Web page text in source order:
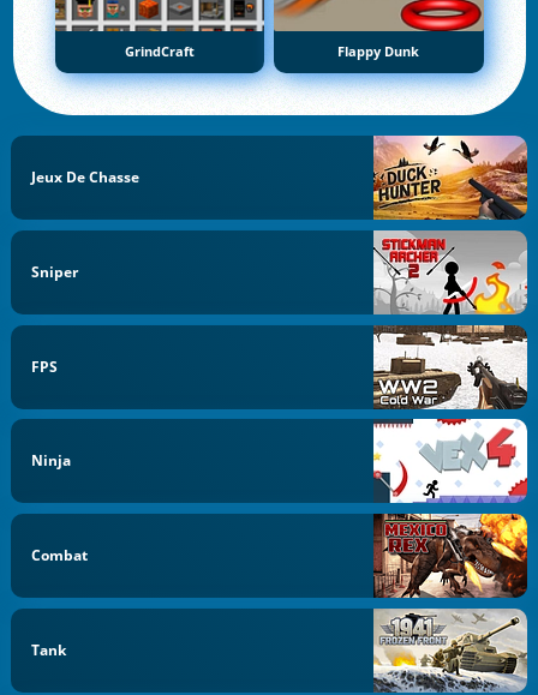
GrindCraft Flappy Dunk
Jeux De Chasse
Sniper
FPS
Ninja
Combat
Tank